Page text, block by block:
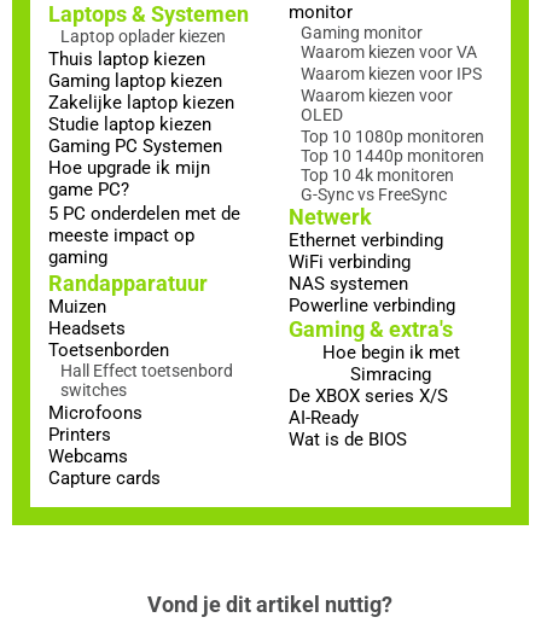
Laptops & Systemen
Laptop oplader kiezen
Thuis laptop kiezen
Gaming laptop kiezen
Zakelijke laptop kiezen
Studie laptop kiezen
Gaming PC Systemen
Hoe upgrade ik mijn
game PC?
5 PC onderdelen met de
meeste impact op
gaming
Randapparatuur
Muizen
Headsets
Toetsenborden
Hall Effect toetsenbord
switches
Microfoons
Printers
Webcams
Capture cards
monitor
Gaming monitor
Waarom kiezen voor VA
Waarom kiezen voor IPS
Waarom kiezen voor
OLED
Top 10 1080p monitoren
Top 10 1440p monitoren
Top 10 4k monitoren
G-Sync vs FreeSync
Netwerk
Ethernet verbinding
WiFi verbinding
NAS systemen
Powerline verbinding
Gaming & extra's
Hoe begin ik met
Simracing
De XBOX series X/S
AI-Ready
Wat is de BIOS
Vond je dit artikel nuttig?